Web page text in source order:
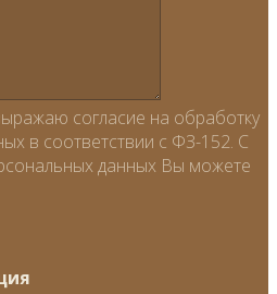
согласие на обработку
в соответствии с ФЗ-152. С
данных Вы можете